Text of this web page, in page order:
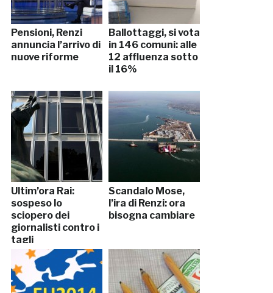
Pensioni, Renzi
annuncia l’arrivo di
nuove riforme
Ballottaggi, si vota
in 146 comuni: alle
12 affluenza sotto
il 16%
Ultim’ora Rai:
sospeso lo
sciopero dei
giornalisti contro i
tagli
Scandalo Mose,
l’ira di Renzi: ora
bisogna cambiare